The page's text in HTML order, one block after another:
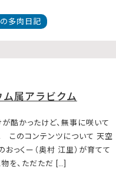
多肉日記
ム属アラビクム
酷かったけど、無事に咲いて
このコンテンツについて 天空
おっくー（奥村 江里）が育てて
を、ただただ […]